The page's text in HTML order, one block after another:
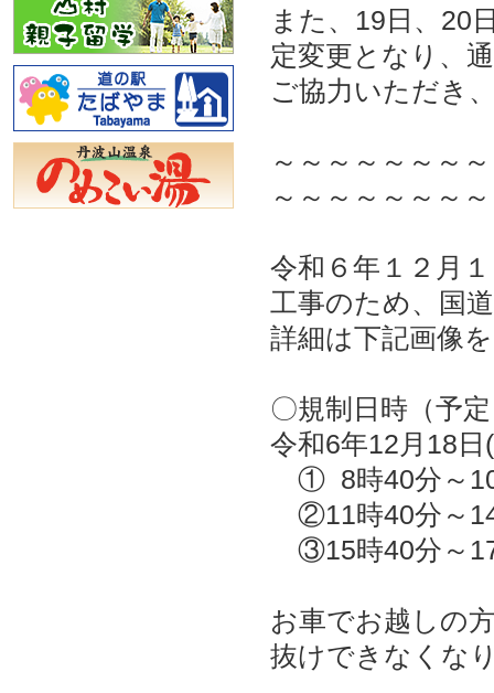
また、19日、20
定変更となり、
ご協力いただき
～～～～～～～
～～～～～～～
令和６年１２月
工事のため、国
詳細は下記画像
〇規制日時（予
令和6年12月18
① 8時40分～
②11時40分～
③15時40分～
お車でお越しの
抜けできなくな